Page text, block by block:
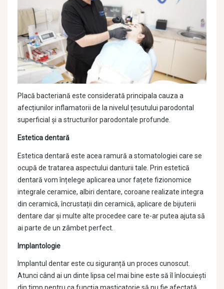
Placă bacteriană este considerată principala cauza a
afecțiunilor inflamatorii de la nivelul țesutului parodontal
superficial și a structurilor parodontale profunde.
Estetica dentară
Estetica dentară este acea ramură a stomatologiei care se
ocupă de tratarea aspectului danturii tale. Prin estetică
dentară vom înțelege aplicarea unor fațete fizionomice
integrale ceramice, albiri dentare, coroane realizate integra
din ceramică, încrustații din ceramică, aplicare de bijuterii
dentare dar și multe alte procedee care te-ar putea ajuta să
ai parte de un zâmbet perfect.
Implantologie
Implantul dentar este cu siguranță un proces cunoscut.
Atunci când ai un dinte lipsa cel mai bine este să îl înlocuiești